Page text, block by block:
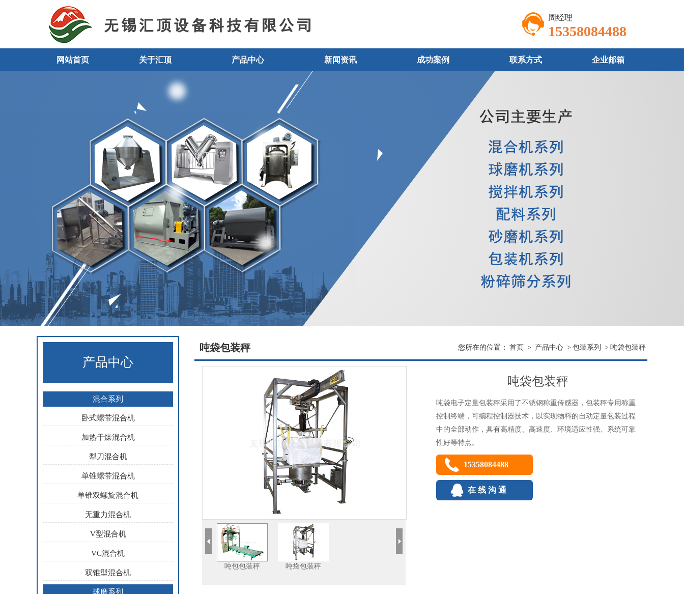
周经理
15358084488
网站首页 关于汇顶 产品中心 新闻资讯 成功案例 联系方式 企业邮箱
产品中心
混合系列
卧式螺带混合机
加热干燥混合机
犁刀混合机
单锥螺带混合机
单锥双螺旋混合机
无重力混合机
V型混合机
VC混合机
双锥型混合机
球磨系列
吨袋包装秤 您所在的位置： 首页 > 产品中心 > 包装系列 > 吨袋包装秤
吨包包装秤 吨袋包装秤
吨袋包装秤
吨袋电子定量包装秤采用了不锈钢称重传感器，包装秤专用称重
控制终端，可编程控制器技术，以实现物料的自动定量包装过程
中的全部动作，具有高精度、高速度、环境适应性强、系统可靠
性好等特点。
15358084488
在 线 沟 通